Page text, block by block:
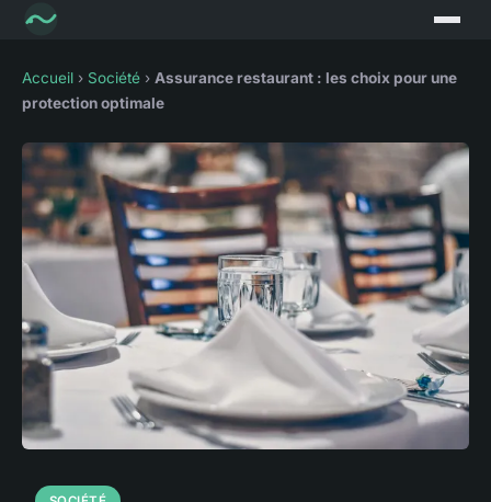
Accueil › Société › Assurance restaurant : les choix pour une
protection optimale